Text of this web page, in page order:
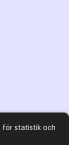
för statistik och